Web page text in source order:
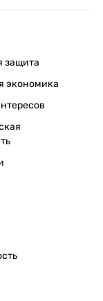
защита
экономика